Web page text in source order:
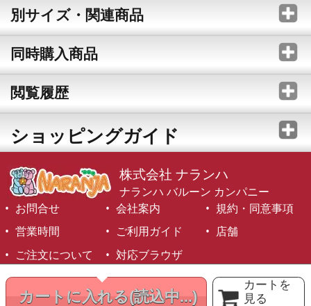
カートに入れる(読込中...)
カートを
見る
別サイズ・関連商品
同時購入商品
閲覧履歴
ショッピングガイド
株式会社 ナランハ
ナランハ バルーン カンパニー
お問合せ
会社案内
規約・同意事項
営業時間
ご利用ガイド
店舗
ご注文について
対応ブラウザ
©1999-2026 NARANJA Inc. All Rights Reserved.